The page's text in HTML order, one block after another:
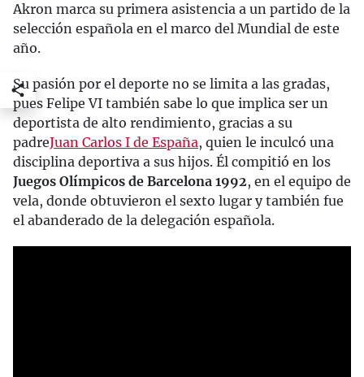
Akron marca su primera asistencia a un partido de la
selección española en el marco del Mundial de este
año.
Su pasión por el deporte no se limita a las gradas,
pues Felipe VI también sabe lo que implica ser un
deportista de alto rendimiento, gracias a su
padreJuan Carlos I de España, quien le inculcó una
disciplina deportiva a sus hijos. Él compitió en los
Juegos Olímpicos de Barcelona 1992, en el equipo de
vela, donde obtuvieron el sexto lugar y también fue
el abanderado de la delegación española.